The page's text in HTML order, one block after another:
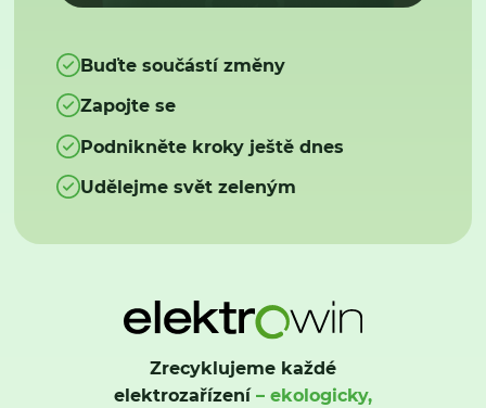
Buďte součástí změny
Zapojte se
Podnikněte kroky ještě dnes
Udělejme svět zeleným
Zrecyklujeme každé
elektrozařízení– ekologicky,